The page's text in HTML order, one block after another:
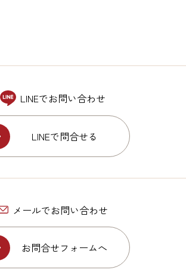
LINEでお問い合わせ
LINEで問合せる
メールでお問い合わせ
お問合せフォームへ